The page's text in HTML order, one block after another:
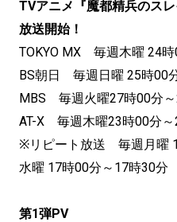
TVアニメ『魔都精兵のス
放送開始！
TOKYO MX 毎週木曜 24
BS朝日 毎週日曜 25時00
MBS 毎週火曜27時00分
AT-X 毎週木曜23時00分～
※リピート放送 毎週月曜
水曜 17時00分～17時30分
第1弾PV